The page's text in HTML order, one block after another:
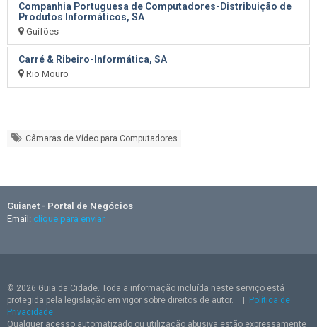
Companhia Portuguesa de Computadores-Distribuição de
Produtos Informáticos, SA
Guifões
Carré & Ribeiro-Informática, SA
Rio Mouro
Câmaras de Vídeo para Computadores
Guianet - Portal de Negócios
Email: clique para enviar
© 2026 Guia da Cidade. Toda a informação incluída neste serviço está
protegida pela legislação em vigor sobre direitos de autor.
Política de
Privacidade
Qualquer acesso automatizado ou utilização abusiva estão expressamente